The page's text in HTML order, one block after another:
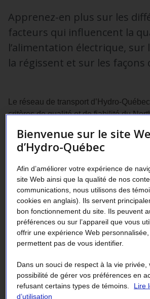
Apprenez-en plus sur les
facteurs qui influencent la
l’alimentation électrique, sur
la régissent et sur les façons
Le réseau de transport
critères de qualité et de fiabilité du
transporteurs d’électricité du nord-est
critères sont parmi les plus exigeants
Le réseau de distribution
l’électricité à des tensions se situant
recommandées par la norme CAN3-
Association canadienne de
les réseaux basse et moyenne tension.
Si vous constatez que votre tension
maintient hors des limites normales
V), nous vous invitons à communiquer
la clientèle au 1 800 790 2424 ou avec
commercial.
Bienvenue sur le site
d’Hydro-Québec
Afin d’améliorer votre expérience de
site Web ainsi que la qualité de nos
communications, nous utilisons des
cookies en anglais). Ils servent
bon fonctionnement du site. Ils peuvent
préférences ou sur l’appareil que vous
offrir une expérience Web
permettent pas de vous identifier.
Dans un souci de respect à la vie privée,
possibilité de gérer vos préférences en
refusant certains types de témoins.
Lire
d’utilisation